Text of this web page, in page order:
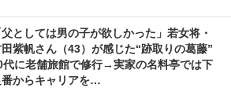
父としては男の子が欲しかった」若女将・
紫帆さん（43）が感じた“跡取りの葛藤”
代に老舗旅館で修行→実家の名料亭では下
番からキャリアを…